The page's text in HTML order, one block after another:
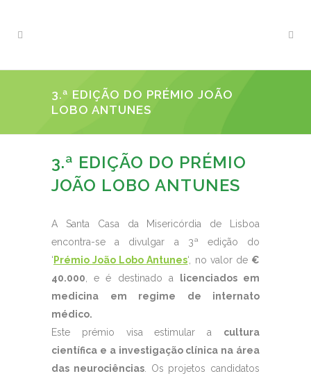
3.ª EDIÇÃO DO PRÉMIO JOÃO
LOBO ANTUNES
3.ª EDIÇÃO DO PRÉMIO
JOÃO LOBO ANTUNES
A Santa Casa da Misericórdia de Lisboa
encontra-se a divulgar a 3ª edição do
‘ Prémio João Lobo Antunes‘, no valor de €
40.000 , e é destinado a
licenciados em
medicina em regime de internato
médico.
Este prémio visa estimular a cultura
científica e a investigação clínica na área
das neurociências. Os projetos candidatos